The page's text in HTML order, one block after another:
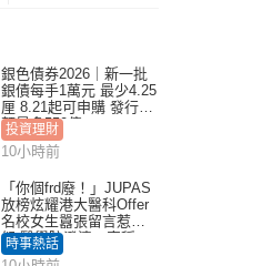
銀色債券2026｜新一批
銀債每手1萬元 最少4.25
厘 8.21起可申購 發行金
額最多550億
投資理財
10小時前
「你個frd廢！」JUPAS
放榜炫耀港大醫科Offer
名校女生囂張留言惹眾
怒 醫學院澄清：宣稱
「40.5分獲錄取」不符事
時事熱話